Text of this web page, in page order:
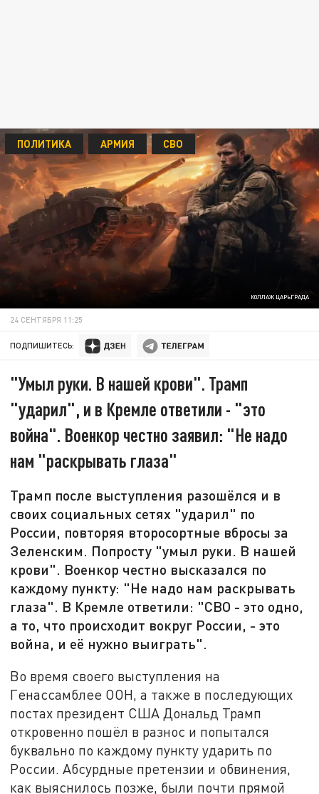
КОЛЛАЖ ЦАРЬГРАДА
ПОЛИТИКА АРМИЯ СВО
24 СЕНТЯБРЯ 11:25
ПОДПИШИТЕСЬ:
"Умыл руки. В нашей крови". Трамп
"ударил", и в Кремле ответили - "это
война". Военкор честно заявил: "Не надо
нам "раскрывать глаза"
Трамп после выступления разошёлся и в
своих социальных сетях "ударил" по
России, повторяя второсортные вбросы за
Зеленским. Попросту "умыл руки. В нашей
крови". Военкор честно высказался по
каждому пункту: "Не надо нам раскрывать
глаза". В Кремле ответили: "СВО - это одно,
а то, что происходит вокруг России, - это
война, и её нужно выиграть".
Во время своего выступления на
Генассамблее ООН, а также в последующих
постах президент США Дональд Трамп
откровенно пошёл в разнос и попытался
буквально по каждому пункту ударить по
России. Абсурдные претензии и обвинения,
как выяснилось позже, были почти прямой